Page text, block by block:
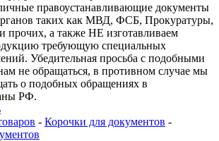
правоустанавливающие документы
таких как МВД, ФСБ, Прокуратуры,
прочих, а также НЕ изготавливаем
требующую специальных
Убедительная просьба с подобными
не обращаться, в противном случае мы
о подобных обращениях в
РФ.
- Корочки для документов -